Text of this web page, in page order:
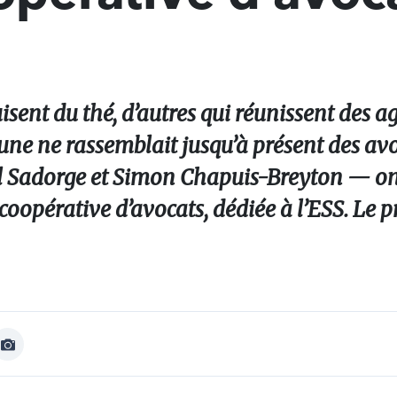
du thé, d’autres qui réunissent des
ne rassemblait jusqu’à présent des
et Simon Chapuis-Breyton —
d’avocats, dédiée à l’ESS. Le
Afficher